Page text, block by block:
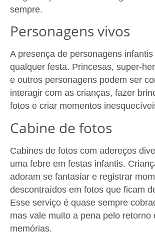
sempre.
Personagens vivos
A presença de personagens
qualquer festa. Princesas, super-
e outros personagens podem ser
interagir com as crianças, fazer
fotos e criar momentos
Cabine de fotos
Cabines de fotos com adereços
uma febre em festas infantis.
adoram se fantasiar e registrar
descontraídos em fotos que ficam
Esse serviço é quase sempre
mas vale muito a pena pelo retorno
memórias.